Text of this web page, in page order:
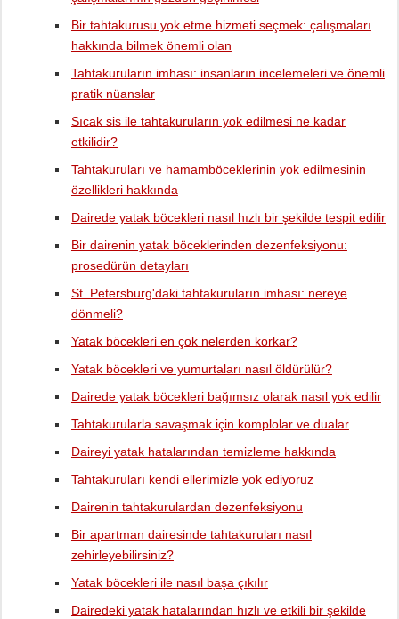
Bir tahtakurusu yok etme hizmeti seçmek: çalışmaları
hakkında bilmek önemli olan
Tahtakuruların imhası: insanların incelemeleri ve önemli
pratik nüanslar
Sıcak sis ile tahtakuruların yok edilmesi ne kadar
etkilidir?
Tahtakuruları ve hamamböceklerinin yok edilmesinin
özellikleri hakkında
Dairede yatak böcekleri nasıl hızlı bir şekilde tespit edilir
Bir dairenin yatak böceklerinden dezenfeksiyonu:
prosedürün detayları
St. Petersburg'daki tahtakuruların imhası: nereye
dönmeli?
Yatak böcekleri en çok nelerden korkar?
Yatak böcekleri ve yumurtaları nasıl öldürülür?
Dairede yatak böcekleri bağımsız olarak nasıl yok edilir
Tahtakurularla savaşmak için komplolar ve dualar
Daireyi yatak hatalarından temizleme hakkında
Tahtakuruları kendi ellerimizle yok ediyoruz
Dairenin tahtakurulardan dezenfeksiyonu
Bir apartman dairesinde tahtakuruları nasıl
zehirleyebilirsiniz?
Yatak böcekleri ile nasıl başa çıkılır
Dairedeki yatak hatalarından hızlı ve etkili bir şekilde